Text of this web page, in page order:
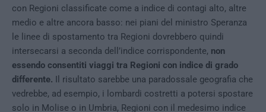
con Regioni classificate come a indice di contagi alto, altre
medio e altre ancora basso: nei piani del ministro Speranza
le linee di spostamento tra Regioni dovrebbero quindi
intersecarsi a seconda dell’indice corrispondente, non
essendo consentiti viaggi tra Regioni con indice di grado
differente. Il risultato sarebbe una paradossale geografia che
vedrebbe, ad esempio, i lombardi costretti a potersi spostare
solo in Molise o in Umbria, Regioni con il medesimo indice